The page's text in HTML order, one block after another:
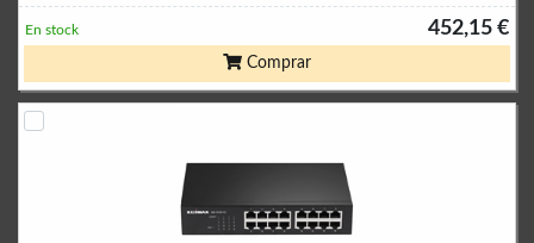
452,15 €
En stock
Comprar